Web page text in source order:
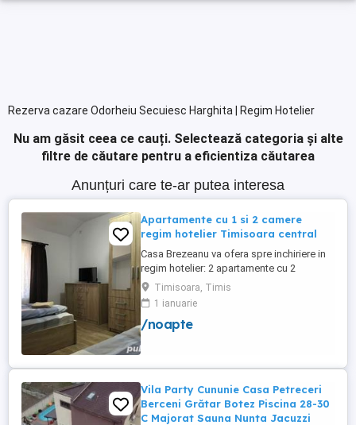
Rezerva cazare Odorheiu Secuiesc Harghita | Regim Hotelier
Nu am găsit ceea ce cauți. Selectează categoria și alte
filtre de căutare pentru a eficientiza căutarea
Anunțuri care te-ar putea interesa
Apartamente cu 1 si 2 camere
regim hotelier Timisoara central
Casa Brezeanu va ofera spre inchiriere in
regim hotelier: 2 apartamente cu 2
dormitoare, baie si bucatarie proprie. (4
locuri cazare in fiecare apartament) 1
apartament cu 1 dormitor, baie si
bucatarie proprie. (3 locuri cazare) Fiecare
Timisoara, Timis
1 ianuarie
/noapte
Vila Party Cununie Casa Petreceri
Berceni Grătar Botez Piscina 28-30
C Majorat Sauna Nunta Jacuzzi